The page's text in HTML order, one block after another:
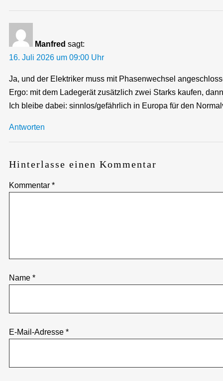
Manfred sagt:
16. Juli 2026 um 09:00 Uhr
Ja, und der Elektriker muss mit Phasenwechsel
Ergo: mit dem Ladegerät zusätzlich zwei Starks kaufen,
Ich bleibe dabei: sinnlos/gefährlich in Europa für den
Antworten
Hinterlasse einen Kommentar
Kommentar *
Name *
E-Mail-Adresse *